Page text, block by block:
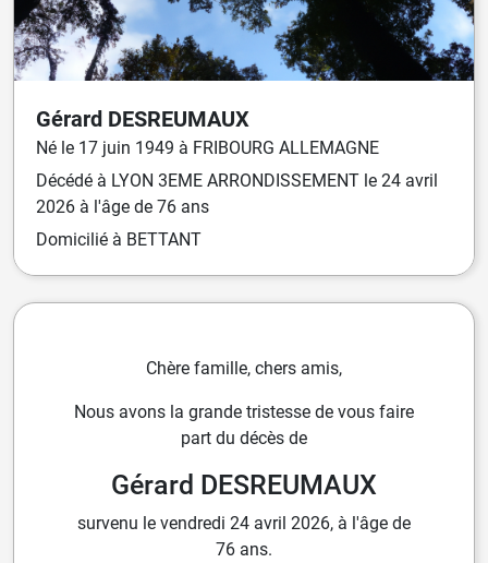
Gérard DESREUMAUX
Né le 17 juin 1949 à FRIBOURG ALLEMAGNE
Décédé à LYON 3EME ARRONDISSEMENT le 24 avril
2026 à l'âge de 76 ans
Domicilié à BETTANT
Chère famille, chers amis,
Nous avons la grande tristesse de vous faire
part du décès de
Gérard DESREUMAUX
survenu le vendredi 24 avril 2026, à l'âge de
76 ans.